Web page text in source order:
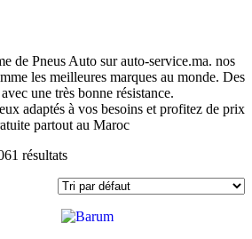
de Pneus Auto sur auto-service.ma. nos
les meilleures marques au monde. Des
une très bonne résistance.
adaptés à vos besoins et profitez de prix
partout au Maroc
résultats